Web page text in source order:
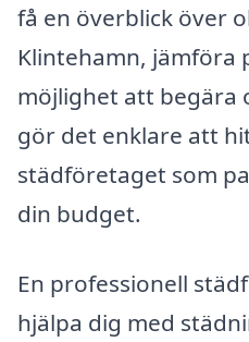
få en överblick över
Klintehamn, jämföra
möjlighet att begära
gör det enklare att
städföretaget som
din budget.
En professionell
hjälpa dig med